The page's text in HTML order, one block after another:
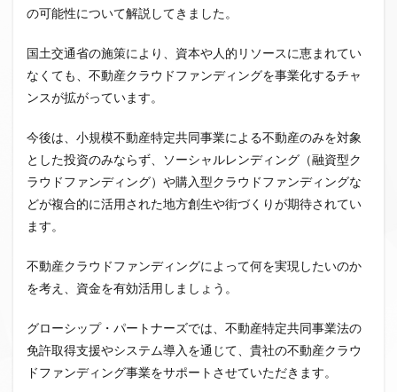
の可能性について解説してきました。
国土交通省の施策により、資本や人的リソースに恵まれてい
なくても、不動産クラウドファンディングを事業化するチャ
ンスが拡がっています。
今後は、小規模不動産特定共同事業による不動産のみを対象
とした投資のみならず、ソーシャルレンディング（融資型ク
ラウドファンディング）や購入型クラウドファンディングな
どが複合的に活用された地方創生や街づくりが期待されてい
ます。
不動産クラウドファンディングによって何を実現したいのか
を考え、資金を有効活用しましょう。
グローシップ・パートナーズでは、不動産特定共同事業法の
免許取得支援やシステム導入を通じて、貴社の不動産クラウ
ドファンディング事業をサポートさせていただきます。